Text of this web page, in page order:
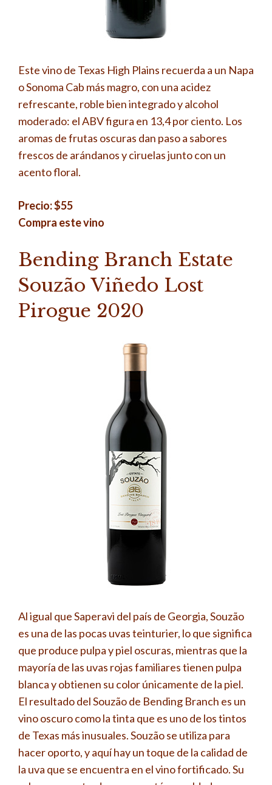
Este vino de Texas High Plains recuerda a un Napa
o Sonoma Cab más magro, con una acidez
refrescante, roble bien integrado y alcohol
moderado: el ABV figura en 13,4 por ciento. Los
aromas de frutas oscuras dan paso a sabores
frescos de arándanos y ciruelas junto con un
acento floral.
Precio: $55
Compra este vino
Bending Branch Estate
Souzão Viñedo Lost
Pirogue 2020
Al igual que Saperavi del país de Georgia, Souzão
es una de las pocas uvas teinturier, lo que significa
que produce pulpa y piel oscuras, mientras que la
mayoría de las uvas rojas familiares tienen pulpa
blanca y obtienen su color únicamente de la piel.
El resultado del Souzão de Bending Branch es un
vino oscuro como la tinta que es uno de los tintos
de Texas más inusuales. Souzão se utiliza para
hacer oporto, y aquí hay un toque de la calidad de
la uva que se encuentra en el vino fortificado. Su